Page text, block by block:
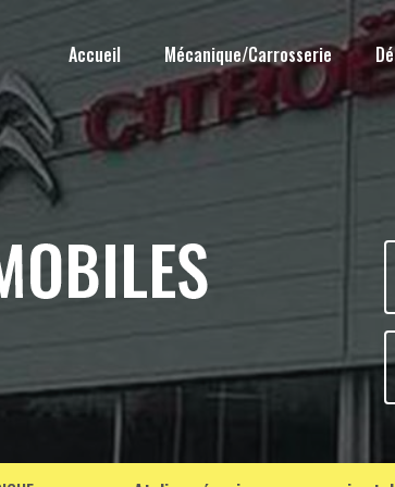
Accueil
Mécanique/Carrosserie